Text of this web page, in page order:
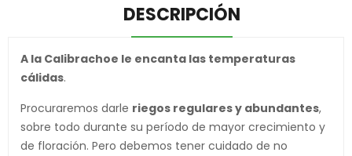
DESCRIPCIÓN
A la Calibrachoe le encanta las temperaturas
cálidas.
Procuraremos darle riegos regulares y abundantes,
sobre todo durante su período de mayor crecimiento y
de floración. Pero debemos tener cuidado de no